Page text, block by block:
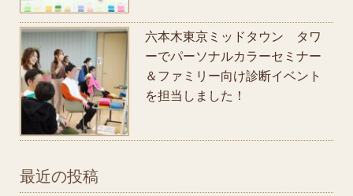
六本木東京ミッドタウン タワ
ーでパーソナルカラーセミナー
＆ファミリー向け診断イベント
を担当しました！
最近の投稿